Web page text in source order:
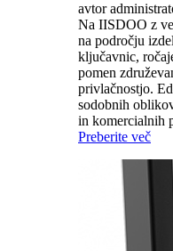
avtor
Na IISDOO z
na področju
ključavnic,
pomen
privlačnostjo.
sodobnih
in komercialnih
Preberite več